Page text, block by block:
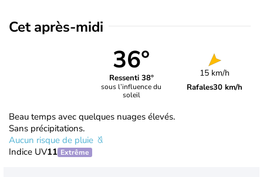
Cet après-midi
36°
Ressenti 38°
sous l’influence du
soleil
15 km/h
Rafales30 km/h
Beau temps avec quelques nuages élevés.
Sans précipitations.
Aucun risque de pluie
Indice UV11 Extrême